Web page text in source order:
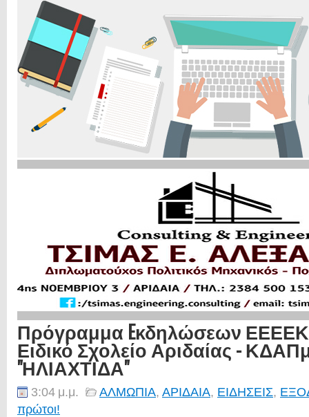
Πρόγραμμα Eκδηλώσεων ΕΕΕΕΚ
Ειδικό Σχολείο Αριδαίας -
"ΗΛΙΑΧΤΙΔΑ"
3:04 μ.μ. ΑΛΜΩΠΙΑ, ΑΡΙΔΑΙΑ, ΕΙΔΗΣΕΙΣ,
πρώτοι!